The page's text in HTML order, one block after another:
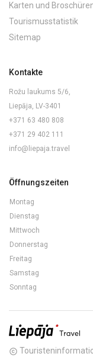
Karten und
Tourismusstatistik
Sitemap
Kontakte
Rožu laukums 5/6,
Liepāja, LV-3401
+371 63 480 808
+371 29 402 111
info@liepaja.travel
Öffnungszeiten
Montag
Dienstag
Mittwoch
Donnerstag
Freitag
Samstag
Sonntag
copyright